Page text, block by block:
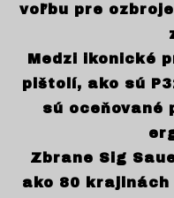
voľbu pre
Medzi ikonické
pištolí, ako sú
sú oceňované
Zbrane Sig
ako 80